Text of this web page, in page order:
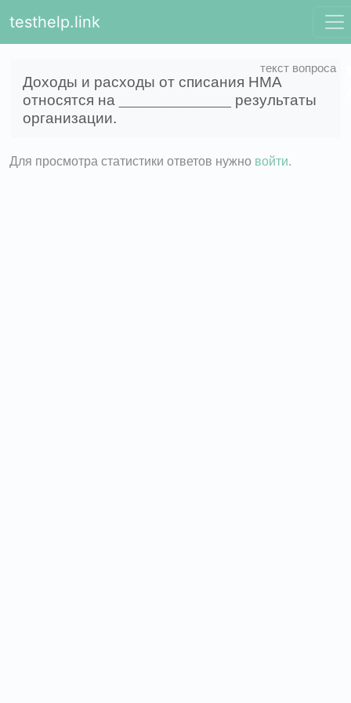
testhelp.link
Доходы и расходы от списания НМА
относятся на _____________ результаты
организации.
Для просмотра статистики ответов нужно войти.